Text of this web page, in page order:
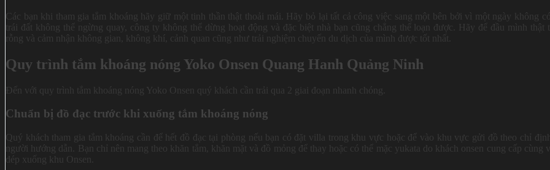
Các bạn khi tham gia tắm khoáng hãy giữ một tinh thần thật thoải mái. Hãy bỏ lại tất cả công việc sang một bên bởi vì một ngày không có
trái đất không thể ngừng quay, công ty không thể dừng hoạt động và đặc biệt nhà bạn cũng chẳng thể loạn được. Hãy để đầu mình thật
rỗng và cảm nhận không gian, không khí, cảnh quan cũng như trải nghiệm chuyến du dịch của mình được tốt nhất.
Quy trình tắm khoáng nóng Yoko Onsen Quang Hanh Quảng Ninh
Đến với quy trình tắm khoáng nóng Yoko Onsen quý khách cần trải qua 2 giai đoạn nhanh chóng.
Chuẩn bị đồ đạc trước khi xuống tắm khoáng nóng
Quý khách tham gia tắm khoáng cần để hết đồ đạc tại phòng nếu bạn có đặt villa trong khu vực hoặc để vào khu vực gửi đồ theo chỉ
người hướng dẫn. Bạn chỉ nên mang theo khăn tắm, khăn mặt và đồ mỏng để thay hoặc có thể mặc yukata do khách onsen cung cấp cùng
dép xuống khu Onsen.